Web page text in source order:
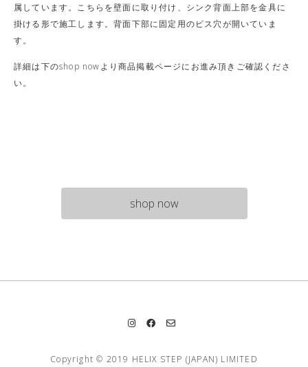
属しています。こちらを壁面に取り付け、シンク背面上部を金具に
掛ける形で施工します。背面下部に固定用のビス穴が開いていま
す。
詳細は下のshop nowより商品掲載ページにお進み頂きご確認くださ
い。
shop now
Copyright © 2019 HELIX STEP (JAPAN) LIMITED